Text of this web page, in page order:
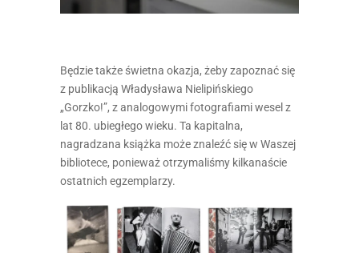
Będzie także świetna okazja, żeby zapoznać się
z publikacją Władysława Nielipińskiego
„Gorzko!”, z analogowymi fotografiami wesel z
lat 80. ubiegłego wieku. Ta kapitalna,
nagradzana książka może znaleźć się w Waszej
bibliotece, ponieważ otrzymaliśmy kilkanaście
ostatnich egzemplarzy.